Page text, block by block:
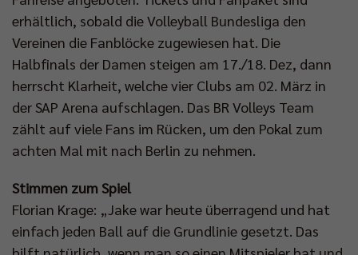
erhältlich, sobald die Volleyball Bundesliga den
Vereinen die Fanblöcke zugewiesen hat. Die
Halbfinals der Damen steigen am 17./18. Dez, dann
herrscht Klarheit, welche vier Clubs am 02. März in
der SAP Arena aufschlagen. Das BR Volleys Team
zählt auf viele Fans im Rücken, um den Pokal zum
achten Mal mit nach Berlin zu nehmen.
Stimmen zum Spiel
Florian Krage: „Jake war heute überragend und hat
einfach jeden Ball auf die Grundlinie gesetzt. Das